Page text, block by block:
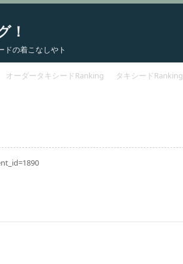
！
の着こなしやト
オーダータキシードRanking タキシードRanking